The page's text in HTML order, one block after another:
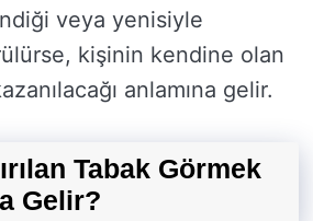
veya yenisiyle
kişinin kendine olan
anlamına gelir.
Tabak Görmek
Gelir?